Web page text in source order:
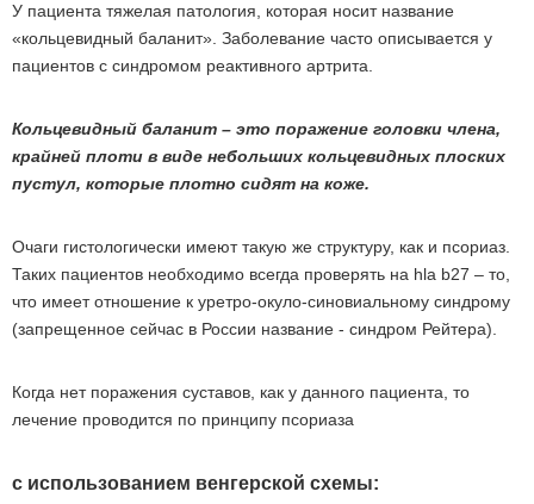
У пациента тяжелая патология, которая носит название
«кольцевидный баланит». Заболевание часто описывается у
пациентов с синдромом реактивного артрита.
Кольцевидный баланит – это поражение головки члена,
крайней плоти в виде небольших кольцевидных плоских
пустул, которые плотно сидят на коже.
Очаги гистологически имеют такую же структуру, как и псориаз.
Таких пациентов необходимо всегда проверять на hla b27 – то,
что имеет отношение к уретро-окуло-синовиальному синдрому
(запрещенное сейчас в России название - синдром Рейтера).
Когда нет поражения суставов, как у данного пациента, то
лечение проводится по принципу псориаза
с использованием венгерской схемы: